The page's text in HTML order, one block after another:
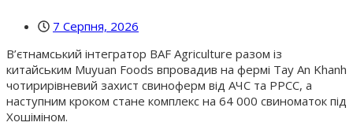
7 Серпня, 2026
В’єтнамський інтегратор BAF Agriculture разом із
китайським Muyuan Foods впровадив на фермі Tay An Khanh
чотирирівневий захист свиноферм від АЧС та РРСС, а
наступним кроком стане комплекс на 64 000 свиноматок під
Хошіміном.